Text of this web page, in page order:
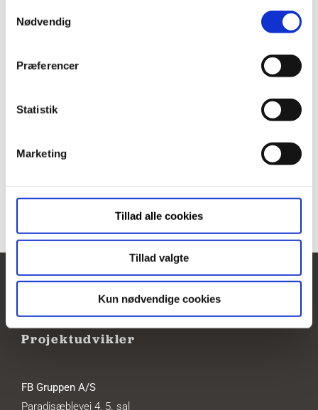
Nødvendig
Præferencer
Statistik
Marketing
Tillad alle cookies
Tillad valgte
Kun nødvendige cookies
Projektudvikler
FB Gruppen A/S
Paradisæblevej 4, 5. sal